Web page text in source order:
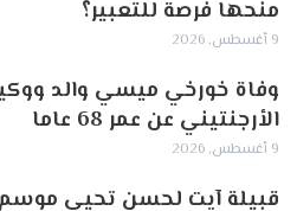
منحها فرصة للتعبير؟
9 أغسطس, 2026
وفاة خورخي ميسي والد
الأرجنتيني عن عمر 68 عاما
9 أغسطس, 2026
قبيلة آيت لحسن تحيي